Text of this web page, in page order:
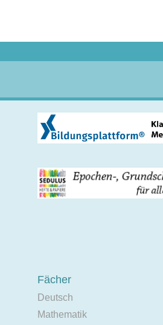
Fächer
Deutsch
Mathematik